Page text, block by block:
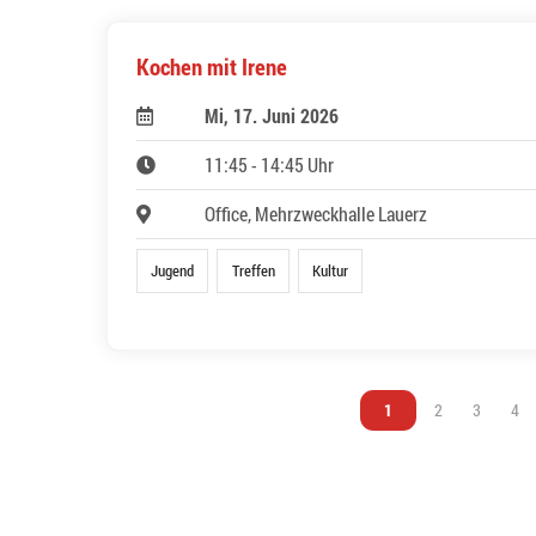
Kochen mit Irene
Mi, 17. Juni 2026
11:45 - 14:45 Uhr
Office, Mehrzweckhalle Lauerz
Jugend Treffen Kultur
Vous êtes sur la page
1 Vous êtes sur la
2 Vous êtes
3 4